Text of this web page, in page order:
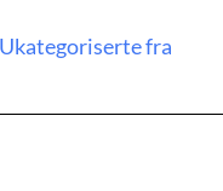
Ukategoriserte fra